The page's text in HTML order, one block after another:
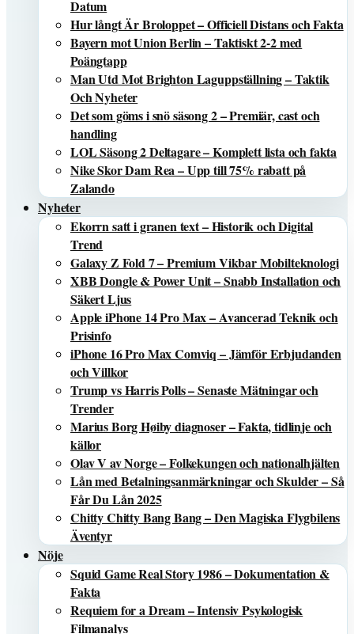
Datum
Hur långt Är Broloppet – Officiell Distans och Fakta
Bayern mot Union Berlin – Taktiskt 2-2 med
Poängtapp
Man Utd Mot Brighton Laguppställning – Taktik
Och Nyheter
Det som göms i snö säsong 2 – Premiär, cast och
handling
LOL Säsong 2 Deltagare – Komplett lista och fakta
Nike Skor Dam Rea – Upp till 75% rabatt på
Zalando
Nyheter
Ekorrn satt i granen text – Historik och Digital
Trend
Galaxy Z Fold 7 – Premium Vikbar Mobilteknologi
XBB Dongle & Power Unit – Snabb Installation och
Säkert Ljus
Apple iPhone 14 Pro Max – Avancerad Teknik och
Prisinfo
iPhone 16 Pro Max Comviq – Jämför Erbjudanden
och Villkor
Trump vs Harris Polls – Senaste Mätningar och
Trender
Marius Borg Høiby diagnoser – Fakta, tidlinje och
källor
Olav V av Norge – Folkekungen och nationalhjälten
Lån med Betalningsanmärkningar och Skulder – Så
Får Du Lån 2025
Chitty Chitty Bang Bang – Den Magiska Flygbilens
Äventyr
Nöje
Squid Game Real Story 1986 – Dokumentation &
Fakta
Requiem for a Dream – Intensiv Psykologisk
Filmanalys